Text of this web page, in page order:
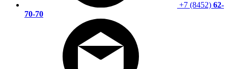
+7 (8452) 62-
70-70